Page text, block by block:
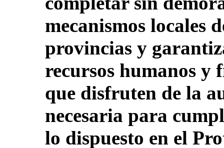
mecanismos locales
provincias y
recursos humanos y
que disfruten de la
necesaria para
lo dispuesto en el